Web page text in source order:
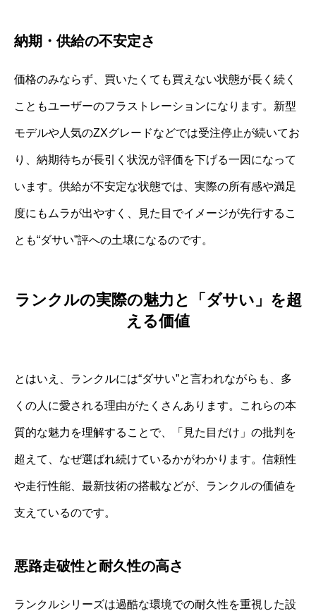
納期・供給の不安定さ
価格のみならず、買いたくても買えない状態が長く続く
こともユーザーのフラストレーションになります。新型
モデルや人気のZXグレードなどでは受注停止が続いてお
り、納期待ちが長引く状況が評価を下げる一因になって
います。供給が不安定な状態では、実際の所有感や満足
度にもムラが出やすく、見た目でイメージが先行するこ
とも“ダサい”評への土壌になるのです。
ランクルの実際の魅力と「ダサい」を超
える価値
とはいえ、ランクルには“ダサい”と言われながらも、多
くの人に愛される理由がたくさんあります。これらの本
質的な魅力を理解することで、「見た目だけ」の批判を
超えて、なぜ選ばれ続けているかがわかります。信頼性
や走行性能、最新技術の搭載などが、ランクルの価値を
支えているのです。
悪路走破性と耐久性の高さ
ランクルシリーズは過酷な環境での耐久性を重視した設